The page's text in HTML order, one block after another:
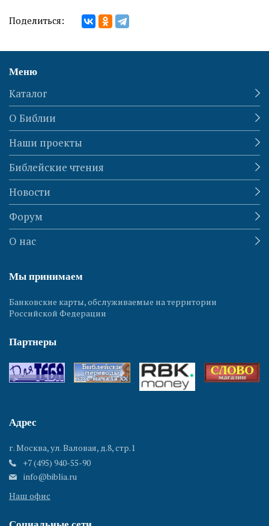
Поделиться:
Меню
Каталог
О Библии
Наши проекты
Библейские чтения
Новости
Форум
О нас
Мы принимаем
Банковские карты, обслуживаемые на территории
Российской Федерации
Партнеры
Адрес
г. Москва, ул. Валовая, д.8, стр.1
+7 (495) 940-55-90
info@biblia.ru
Наш офис